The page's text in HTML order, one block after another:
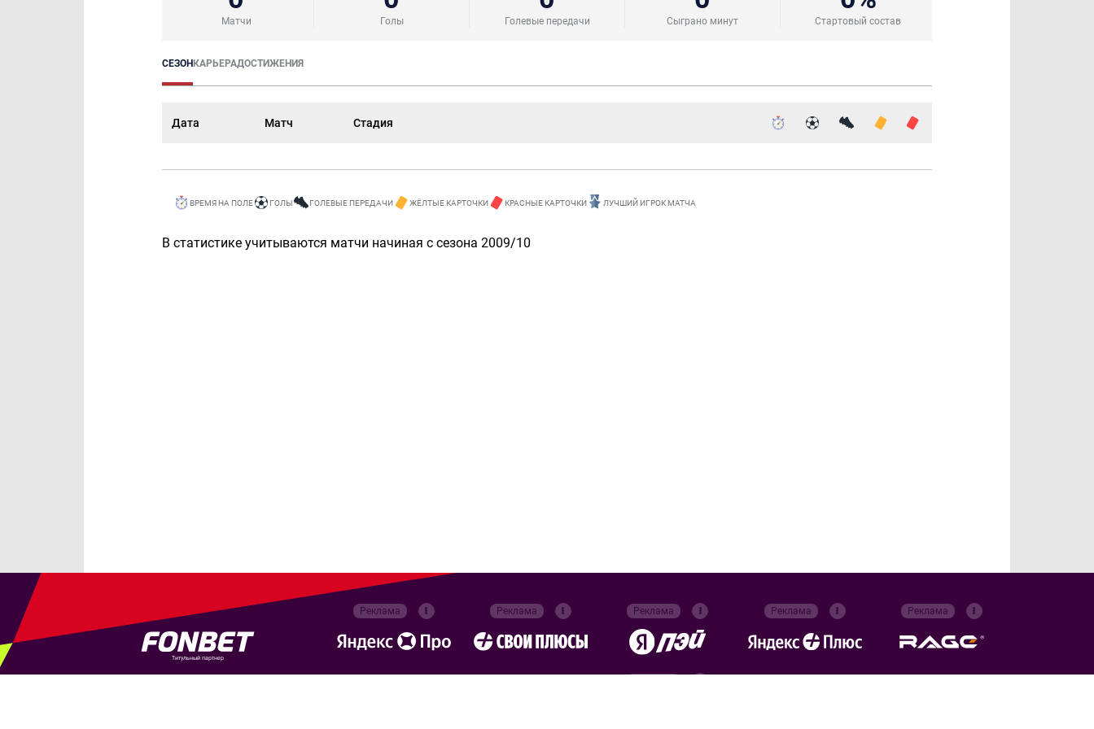
Матчи Голы Голевые передачи Сыграно минут Стартовый состав
СЕЗОНКАРЬЕРАДОСТИЖЕНИЯ
Дата Матч Стадия
ВРЕМЯ НА ПОЛЕ ГОЛЫ ГОЛЕВЫЕ ПЕРЕДАЧИ ЖЁЛТЫЕ КАРТОЧКИ КРАСНЫЕ КАРТОЧКИ ЛУЧШИЙ ИГРОК МАТЧА
В статистике учитываются матчи начиная с сезона 2009/10
Титульный партнер
Реклама Реклама Реклама Реклама Реклама